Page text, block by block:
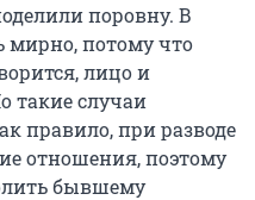
поровну. В
мирно, потому что
лицо и
такие случаи
правило, при разводе
отношения, поэтому
бывшему